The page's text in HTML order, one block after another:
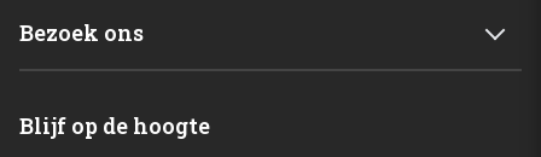
Shop
Bezoek ons
C. de Vriesweg 3 - 5
Blijf op de hoogte